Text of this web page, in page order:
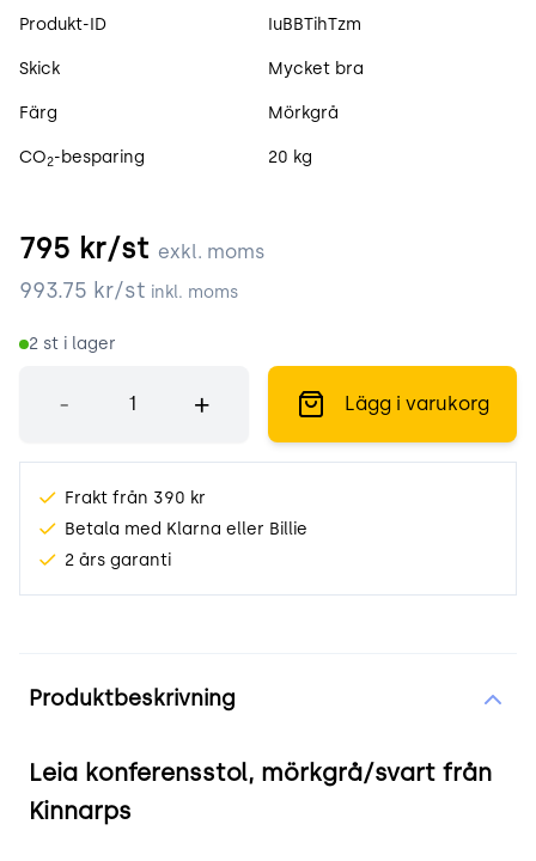
Produktspecifikation
Produkt-ID IuBBTihTzm
Skick Mycket bra
Färg Mörkgrå
CO2-besparing 20 kg
795 kr/st exkl. moms
993.75 kr/st inkl. moms
2 st i lager
- + Lägg i varukorg
Frakt från 390 kr
Betala med Klarna eller Billie
2 års garanti
Produktbeskrivning
Leia konferensstol, mörkgrå/svart från
Kinnarps